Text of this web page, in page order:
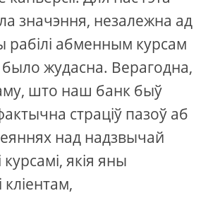
значэння, незалежна ад
рабілі абменным курсам
было жудасна. Верагодна,
што наш банк быў
страціў пазоў аб
над надзвычай
якія яны
кліентам,